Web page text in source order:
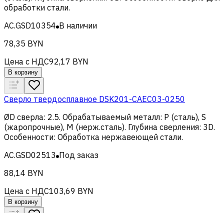
обработки стали.
AC.GSD10354 В наличии
78,35 BYN
Цена с НДС92,17 BYN
В корзину
Сверло твердосплавное DSK201-CAEC03-0250
ØD сверла: 2.5. Обрабатываемый металл: Р (сталь), S
(жаропрочные), M (нерж.сталь). Глубина сверления: 3D.
Особенности: Обработка нержавеющей стали.
AC.GSD02513 Под заказ
88,14 BYN
Цена с НДС103,69 BYN
В корзину